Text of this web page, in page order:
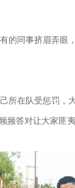
同事挤眉弄眼
所在队受惩罚
频答对让大家